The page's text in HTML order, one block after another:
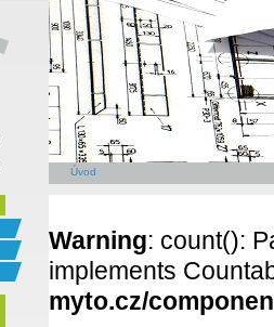
Úvod
Warning: count():
implements
myto.cz/